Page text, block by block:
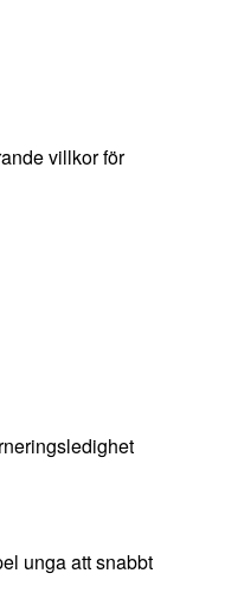
villkor för
unga att snabbt